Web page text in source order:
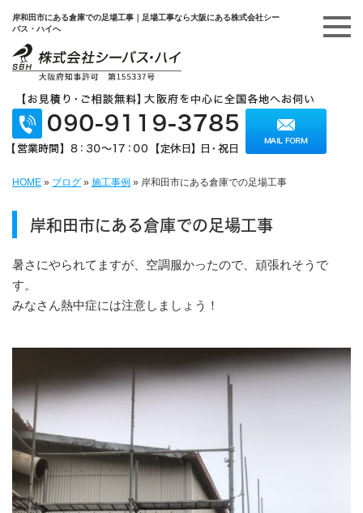
岸和田市にある倉庫での足場工事｜足場工事なら大阪にある株式会社シー
バス・ハイへ
HOME » ブログ » 施工事例 » 岸和田市にある倉庫での足場工事
岸和田市にある倉庫での足場工事
暑さにやられてますが、空調服かったので、頑張れそうで
す。
みなさん熱中症には注意しましょう！